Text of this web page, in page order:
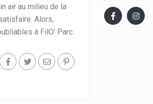
air au milieu de la
Alors,
à FilO’ Parc.